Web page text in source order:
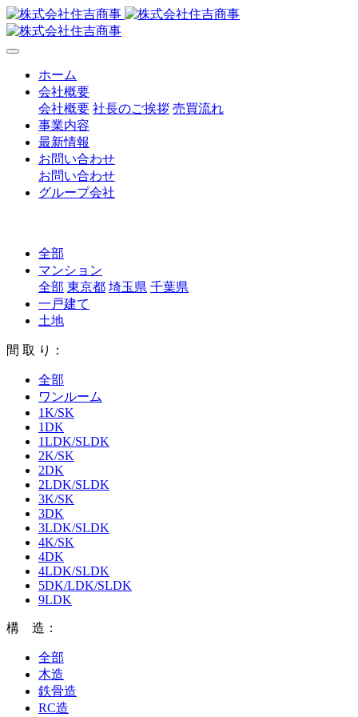
ホーム
会社概要
会社概要 社長のご挨拶 売買流れ
事業内容
最新情報
お問い合わせ
お問い合わせ
グループ会社
全部
マンション
全部 東京都 埼玉県 千葉県
一戸建て
土地
間 取 り：
全部
ワンルーム
1K/SK
1DK
1LDK/SLDK
2K/SK
2DK
2LDK/SLDK
3K/SK
3DK
3LDK/SLDK
4K/SK
4DK
4LDK/SLDK
5DK/LDK/SLDK
9LDK
構 造：
全部
木造
鉄骨造
RC造